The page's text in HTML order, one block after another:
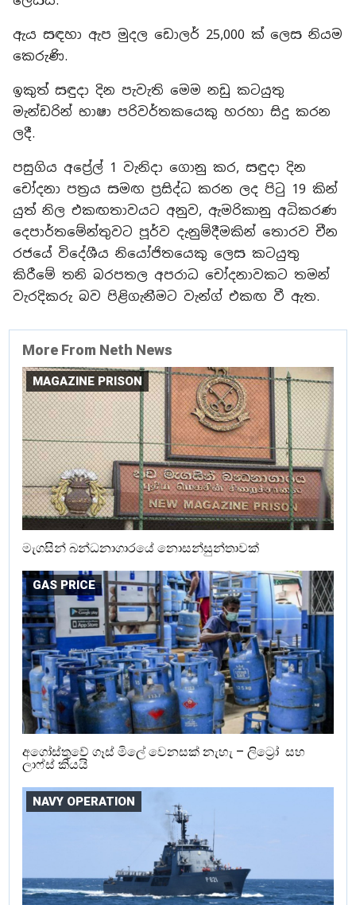
ඇය සඳහා ඇප මුදල ඩොලර් 25,000 ක් ලෙස නියම
කෙරුණි.
ඉකුත් සඳුදා දින පැවැති මෙම නඩු කටයුතු
මැන්ඩරින් භාෂා පරිවර්තකයෙකු හරහා සිදු කරන
ලදී.
පසුගිය අප්‍රේල් 1 වැනිදා ගොනු කර, සඳුදා දින
චෝදනා පත්‍රය සමඟ ප්‍රසිද්ධ කරන ලද පිටු 19 කින්
යුත් නිල එකඟතාවයට අනුව, ඇමරිකානු අධිකරණ
දෙපාර්තමේන්තුවට පූර්ව දැනුම්දීමකින් තොරව චීන
රජයේ විදේශීය නියෝජිතයෙකු ලෙස කටයුතු
කිරීමේ තනි බරපතල අපරාධ චෝදනාවකට තමන්
වැරදිකරු බව පිළිගැනීමට වැන්ග් එකඟ වී ඇත.
More From Neth News
MAGAZINE PRISON
මැගසින් බන්ධනාගාරයේ නොසන්සුන්තාවක්
GAS PRICE
අගෝස්තුවේ ගෑස් මිලේ වෙනසක් නැහැ – ලිට්‍රෝ සහ
ලාෆ්ස් කියයි
NAVY OPERATION